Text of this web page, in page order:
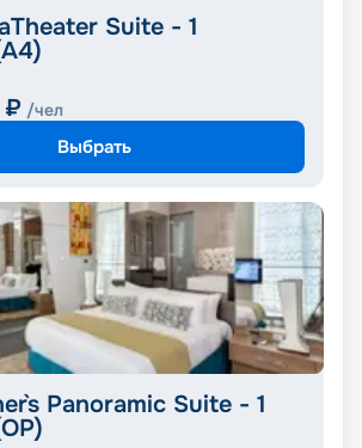
Suite - 1
₽ /чел
Выбрать
Panoramic Suite - 1